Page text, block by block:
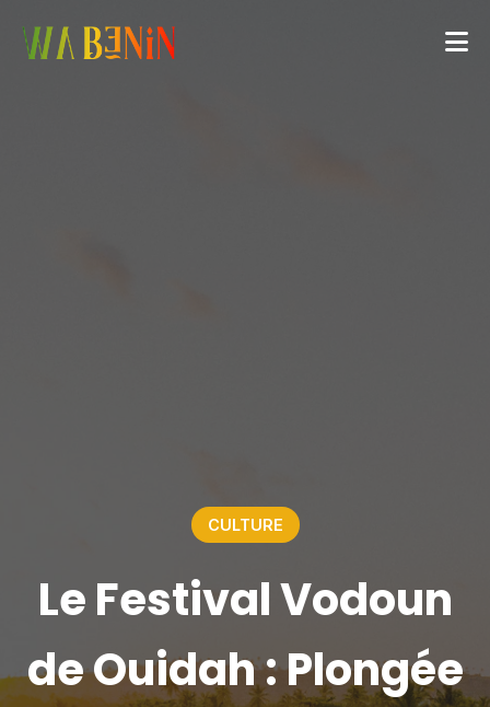
CULTURE
Le Festival Vodoun
de Ouidah : Plongée